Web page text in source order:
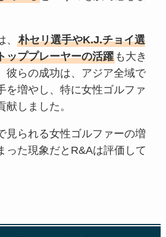
朴セリ選手やK.J.チョイ選
ッププレーヤーの活躍も大き
彼らの成功は、アジア全域で
を増やし、特に女性ゴルファ
しました。
見られる女性ゴルファーの増
った現象だとR&Aは評価して